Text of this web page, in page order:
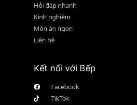
Hỏi đáp nhanh
Kinh nghiệm
Món ăn ngon
Liên hệ
Kết nối với Bếp
Facebook
TikTok